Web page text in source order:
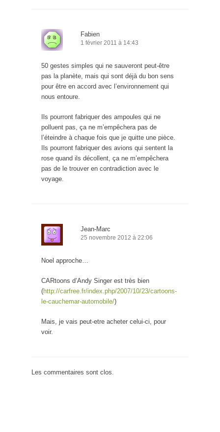
Fabien
1 février 2011 à 14:43
50 gestes simples qui ne sauveront peut-être
pas la planète, mais qui sont déjà du bon sens
pour être en accord avec l’environnement qui
nous entoure.
Ils pourront fabriquer des ampoules qui ne
polluent pas, ça ne m’empêchera pas de
l’éteindre à chaque fois que je quitte une pièce.
Ils pourront fabriquer des avions qui sentent la
rose quand ils décollent, ça ne m’empêchera
pas de le trouver en contradiction avec le
voyage.
Jean-Marc
25 novembre 2012 à 22:06
Noel approche…
CARtoons d’Andy Singer est très bien
(http://carfree.fr/index.php/2007/10/23/cartoons-
le-cauchemar-automobile/)
Mais, je vais peut-etre acheter celui-ci, pour
voir.
Les commentaires sont clos.